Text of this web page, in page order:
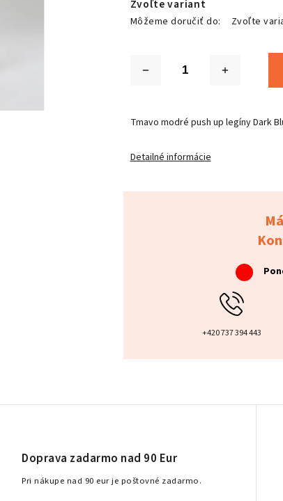
Zvoľte variant
Môžeme doručiť do: Zvoľte
Tmavo modré push up legíny Dark
Detailné informácie
+420 737 394 443
Doprava zadarmo nad 90 Eur
Pri nákupe nad 90 eur je poštovné zadarmo.